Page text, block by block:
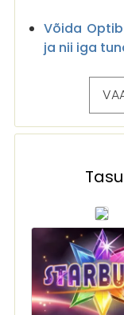
Võida
ja nii iga